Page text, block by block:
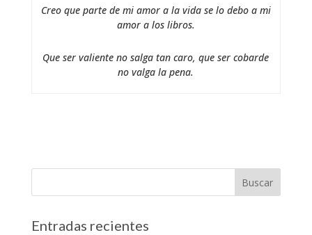
Creo que parte de mi amor a la vida se lo debo a mi
amor a los libros.
Que ser valiente no salga tan caro, que ser cobarde
no valga la pena.
Entradas recientes